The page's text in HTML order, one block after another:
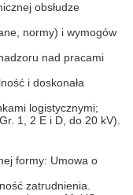
obsłudze
normy) i wymogów
nad pracami
i doskonała
logistycznymi;
1, 2 E i D, do 20 kV).
formy: Umowa o
zatrudnienia.